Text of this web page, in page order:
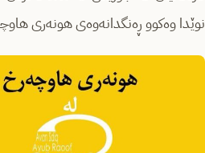
نوێدا وەکوو ڕەنگدانەوەی هونەری